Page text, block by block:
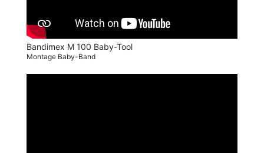
Bandimex M 100 Baby-Tool
Montage Baby-Band